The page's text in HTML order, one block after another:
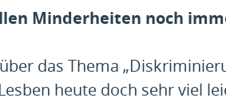
Minderheiten noch
das Thema
heute doch sehr viel